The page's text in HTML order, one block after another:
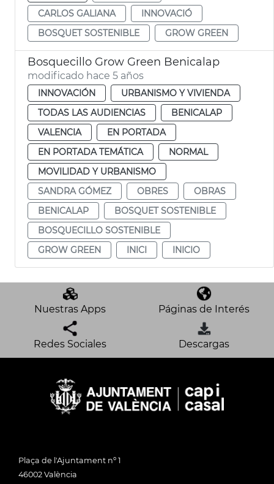
CARLOS GALIANA
INNOVACIÓ
BOSQUET SOSTENIBLE
GROW GREEN
Bosquecillo Grow Green Benicalap
modificado hace 5 años
INNOVACIÓN
URBANISMO Y VIVIENDA
TODAS LAS AUDIENCIAS
BENICALAP
VALENCIA
EN PORTADA
EN PORTADA TEMÁTICA
NORMAL
MOVILIDAD Y URBANISMO
SANDRA GÓMEZ
OBRES
OBRAS
BENICALAP
BOSQUET SOSTENIBLE
BOSQUECILLO SOSTENIBLE
GROW GREEN
INICI INICIO
Nuestras Apps Páginas de Interés
Redes Sociales Descargas
Plaça de l'Ajuntament nº 1
46002 València